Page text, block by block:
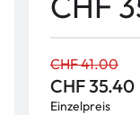
CHF 41.00
CHF 35.40
Einzelpreis